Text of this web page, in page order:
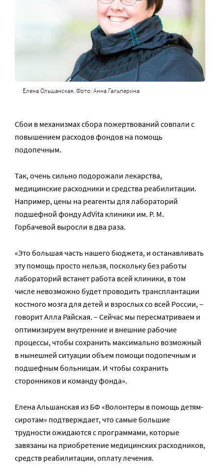
Елена Ольшанская. Фото: Анна Гальперина
Сбои в механизмах сбора пожертвований совпали с
повышением расходов фондов на помощь
подопечным.
Так, очень сильно подорожали лекарства,
медицинские расходники и средства реабилитации.
Например, цены на реагенты для лабораторий
подшефной фонду AdVita клиники им. Р. М.
Горбачевой выросли в два раза.
«Это большая часть нашего бюджета, и останавливать
эту помощь просто нельзя, поскольку без работы
лабораторий встанет работа всей клиники, в том
числе невозможно будет проводить трансплантации
костного мозга для детей и взрослых со всей России, –
говорит Алла Райская. – Сейчас мы пересматриваем и
оптимизируем внутренние и внешние рабочие
процессы, чтобы сохранить максимально возможный
в нынешней ситуации объем помощи подопечным и
подшефным больницам. И чтобы сохранить
сторонников и команду фонда».
Елена Альшанская из БФ «Волонтеры в помощь детям-
сиротам» подтверждает, что самые большие
трудности ожидаются с программами, которые
завязаны на приобретение медицинских расходников,
средств реабилитации, оплату лечения.